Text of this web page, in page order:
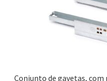
Conjunto de gavetas,